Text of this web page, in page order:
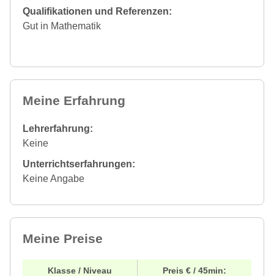
Qualifikationen und Referenzen:
Gut in Mathematik
Meine Erfahrung
Lehrerfahrung:
Keine
Unterrichtserfahrungen:
Keine Angabe
Meine Preise
Klasse / Niveau Preis € / 45min: